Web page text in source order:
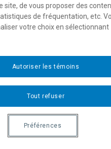
de travail social
piche.anne-marie@uqam.ca
: (514) 987-3000 poste 4893
site, de vous proposer des
de fréquentation, etc.
votre choix en sélectionnant
Tout refuser
Autoriser les témoins
Préférences